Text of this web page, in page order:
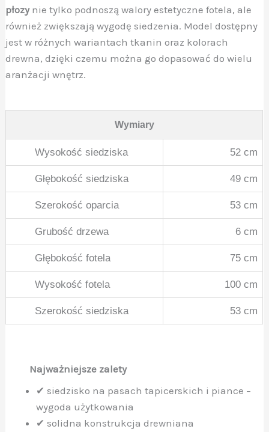
płozynie tylko podnoszą walory estetyczne fotela, ale
również zwiększają wygodę siedzenia. Model dostępny
jest w różnych wariantach tkanin oraz kolorach
drewna, dzięki czemu można go dopasować do wielu
aranżacji wnętrz.
Wymiary
Wysokość siedziska 52 cm
Głębokość siedziska 49 cm
Szerokość oparcia 53 cm
Grubość drzewa 6 cm
Głębokość fotela 75 cm
Wysokość fotela 100 cm
Szerokość siedziska 53 cm
Najważniejsze zalety
✔ siedzisko na pasach tapicerskich i piance –
wygoda użytkowania
✔ solidna konstrukcja drewniana